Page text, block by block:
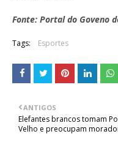
Fonte: Portal do Goveno
Tags: Esportes
ANTIGOS
Elefantes brancos tomam
Velho e preocupam